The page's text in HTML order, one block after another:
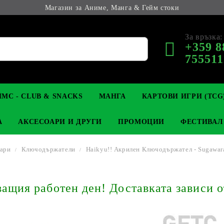
Магазин за Аниме, Манга & Гейм стоки
За връзка:
+359
КОЛЕКЦИОНЕРСКИ
YU-GI-OH! TCG
- CLUB & SNACKS МАНГА
LIGHT NOVEL
КАРТОВИ ИГРИ
MAGIC: THE GATHERING
АНИМЕ ФИГУРКИ
АКСЕСОАРИ И ДРУГИ
КЛЮЧОДЪРЖАТЕЛИ
ПРОМОЦИИ
Ключодържатели Haikyu!! Акрилен Ключодържател -
работен ден! Доставката зависи